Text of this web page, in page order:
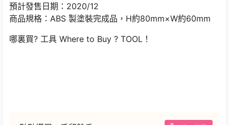
預計發售日期：2020/12
商品規格：ABS 製塗裝完成品，H約80mm×W約60mm
哪裏買? 工具 Where to Buy ? TOOL！